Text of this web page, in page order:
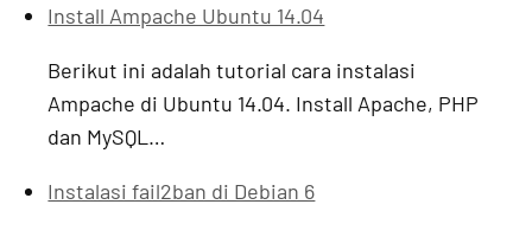
Install Ampache Ubuntu 14.04
Berikut ini adalah tutorial cara instalasi
Ampache di Ubuntu 14.04. Install Apache, PHP
dan MySQL…
Instalasi fail2ban di Debian 6